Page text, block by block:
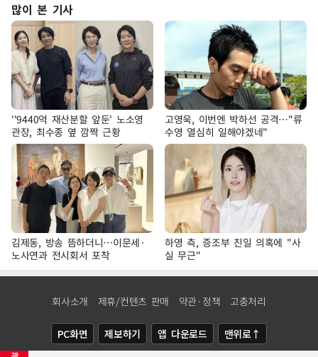
많이 본 기사
''9440억 재산분할 앞둔' 노소영
관장, 최수종 옆 깜짝 근황
고영욱, 이번엔 박하선 공격…"류
수영 열심히 일해야겠네"
김제동, 방송 뜸하더니…이문세·
노사연과 전시회서 포착
하영 측, 증조부 친일 의혹에 "사
실 무근"
회사소개 제휴/컨텐츠 판매 약관·정책 고충처리
PC화면 제보하기 앱 다운로드 맨위로↑